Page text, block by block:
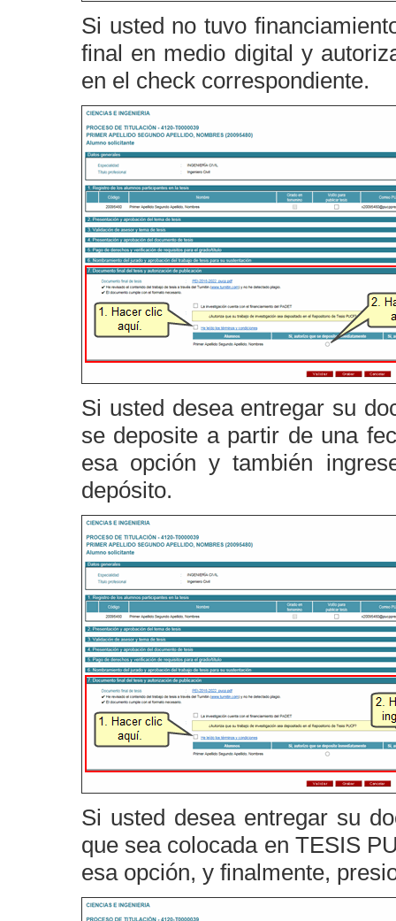
Si usted no tuvo
final en medio digital y
en el check correspondiente.
Si usted desea entregar su
se deposite a partir de una
esa opción y también
depósito.
Si usted desea entregar su
que sea colocada en TESIS
esa opción, y finalmente,